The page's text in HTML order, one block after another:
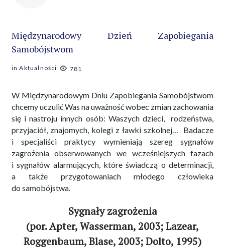
Międzynarodowy Dzień Zapobiegania
Samobójstwom
inAktualności 781
W Międzynarodowym Dniu Zapobiegania Samobójstwom
chcemy uczulić Was na uważność wobec zmian zachowania
się i nastroju innych osób: Waszych dzieci, rodzeństwa,
przyjaciół, znajomych, kolegi z ławki szkolnej… Badacze
i specjaliści praktycy wymieniają szereg sygnałów
zagrożenia obserwowanych we wcześniejszych fazach
i sygnałów alarmujących, które świadczą o determinacji,
a także przygotowaniach młodego człowieka
do samobójstwa.
Sygnały zagrożenia
(por. Apter, Wasserman, 2003; Lazear,
Roggenbaum, Blase, 2003; Dolto, 1995)